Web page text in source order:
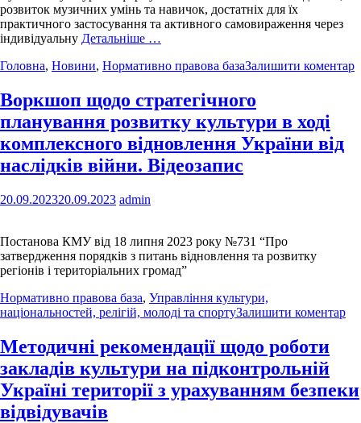
розвиток музичних умінь та навичок, достатніх для їх
практичного застосування та активного самовираження через
індивідуальну Детальніше …
Головна, Новини, Нормативно правова базаЗалишити коментар
Воркшоп щодо стратегічного
планування розвитку культури в ході
комплексного відновлення України від
наслідків війни. Відеозапис
20.09.202320.09.2023 admin
Постанова КМУ від 18 липня 2023 року №731 “Про
затвердження порядків з питань відновлення та розвитку
регіонів і територіальних громад”
Нормативно правова база, Управління культури,
національностей, релігій, молоді та спортуЗалишити коментар
Методичні рекомендації щодо роботи
закладів культури на підконтрольній
Україні території з урахуванням безпеки
відвідувачів